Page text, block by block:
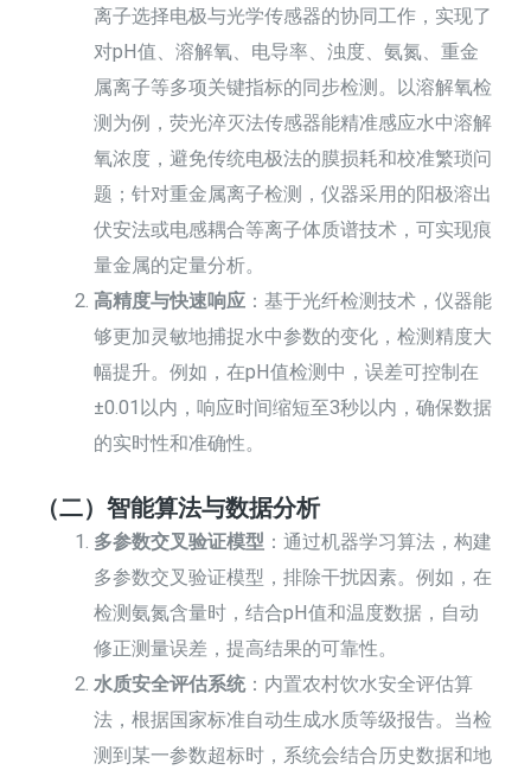
离子选择电极与光学传感器的协同工作，实现了
对pH值、溶解氧、电导率、浊度、氨氮、重金
属离子等多项关键指标的同步检测。以溶解氧检
测为例，荧光淬灭法传感器能精准感应水中溶解
氧浓度，避免传统电极法的膜损耗和校准繁琐问
题；针对重金属离子检测，仪器采用的阳极溶出
伏安法或电感耦合等离子体质谱技术，可实现痕
量金属的定量分析。
高精度与快速响应 ：基于光纤检测技术，仪器能
够更加灵敏地捕捉水中参数的变化，检测精度大
幅提升。例如，在pH值检测中，误差可控制在
±0.01以内，响应时间缩短至3秒以内，确保数据
的实时性和准确性。
（二）智能算法与数据分析
多参数交叉验证模型 ：通过机器学习算法，构建
多参数交叉验证模型，排除干扰因素。例如，在
检测氨氮含量时，结合pH值和温度数据，自动
修正测量误差，提高结果的可靠性。
水质安全评估系统：内置农村饮水安全评估算
法，根据国家标准自动生成水质等级报告。当检
测到某一参数超标时，系统会结合历史数据和地